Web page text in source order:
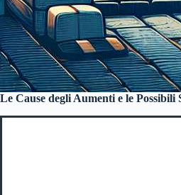
Le Cause degli Aumenti e le Possibili